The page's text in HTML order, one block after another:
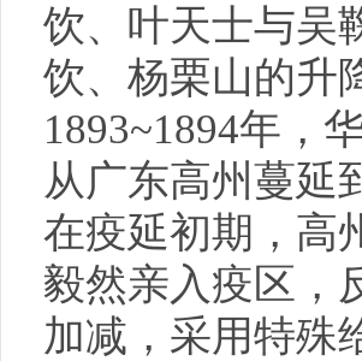
饮、叶天士与吴
饮、杨栗山的升
1893~1894年，
从广东高州蔓延
在疫延初期，高
毅然亲入疫区，
加减，采用特殊